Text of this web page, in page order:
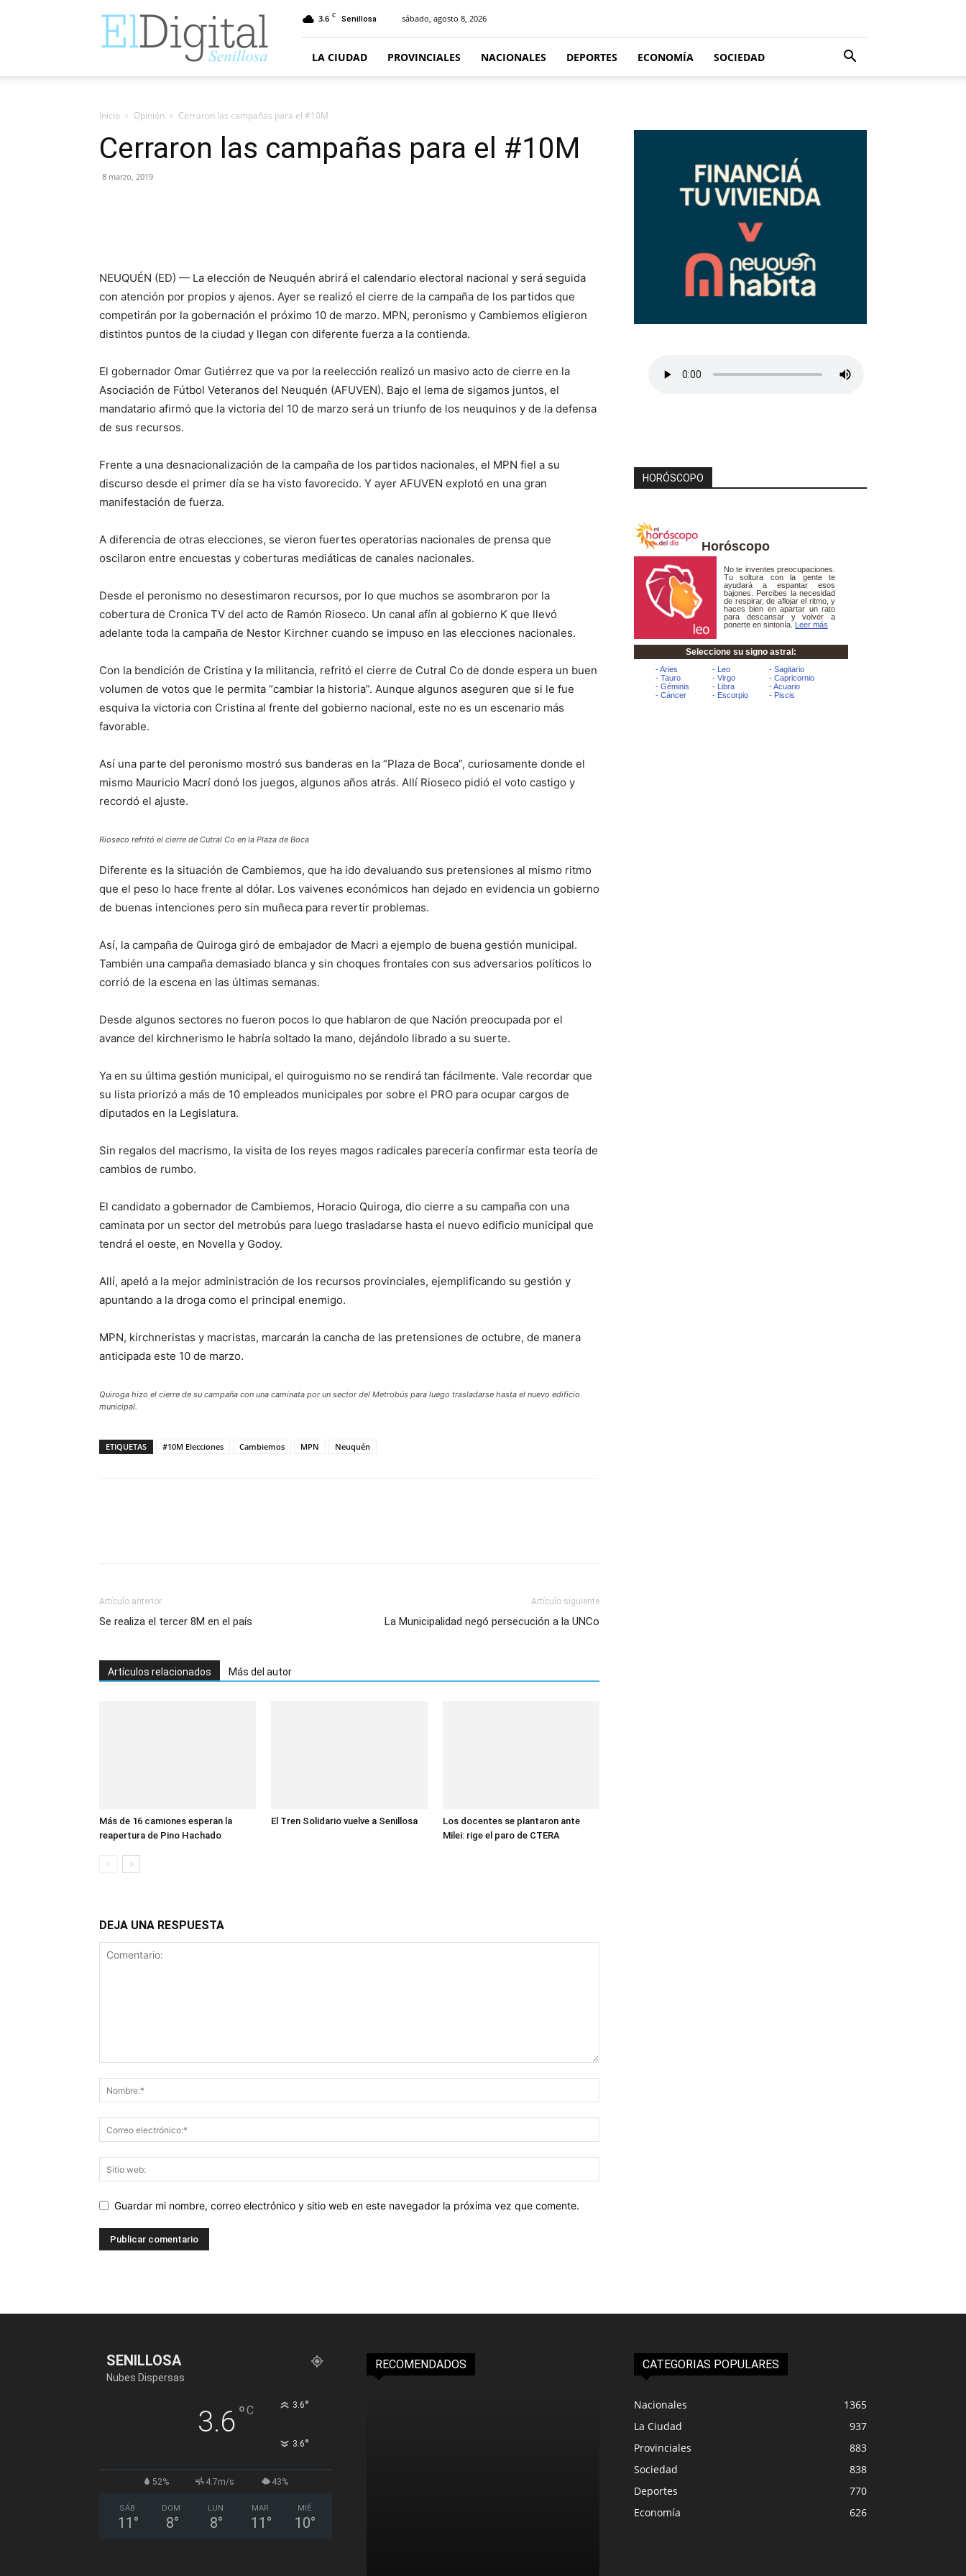
3.6 C Senillosa sábado, agosto 8, 2026
LA CIUDAD PROVINCIALES NACIONALES DEPORTES ECONOMÍA SOCIEDAD
Inicio Opinión Cerraron las campañas para el #10M
Cerraron las campañas para el #10M
8 marzo, 2019
NEUQUÉN (ED) — La elección de Neuquén abrirá el calendario electoral nacional y será seguida
con atención por propios y ajenos. Ayer se realizó el cierre de la campaña de los partidos que
competirán por la gobernación el próximo 10 de marzo. MPN, peronismo y Cambiemos eligieron
distintos puntos de la ciudad y llegan con diferente fuerza a la contienda.
El gobernador Omar Gutiérrez que va por la reelección realizó un masivo acto de cierre en la
Asociación de Fútbol Veteranos del Neuquén (AFUVEN). Bajo el lema de sigamos juntos, el
mandatario afirmó que la victoria del 10 de marzo será un triunfo de los neuquinos y de la defensa
de sus recursos.
Frente a una desnacionalización de la campaña de los partidos nacionales, el MPN fiel a su
discurso desde el primer día se ha visto favorecido. Y ayer AFUVEN explotó en una gran
manifestación de fuerza.
A diferencia de otras elecciones, se vieron fuertes operatorias nacionales de prensa que
oscilaron entre encuestas y coberturas mediáticas de canales nacionales.
Desde el peronismo no desestimaron recursos, por lo que muchos se asombraron por la
cobertura de Cronica TV del acto de Ramón Rioseco. Un canal afín al gobierno K que llevó
adelante toda la campaña de Nestor Kirchner cuando se impuso en las elecciones nacionales.
Con la bendición de Cristina y la militancia, refritó el cierre de Cutral Co de donde espera un buen
volumen de votos que le permita “cambiar la historia”. Aunque algunos aseguren que si le fue
esquiva la victoria con Cristina al frente del gobierno nacional, este no es un escenario más
favorable.
Así una parte del peronismo mostró sus banderas en la “Plaza de Boca”, curiosamente donde el
mismo Mauricio Macrí donó los juegos, algunos años atrás. Allí Rioseco pidió el voto castigo y
recordó el ajuste.
Rioseco refritó el cierre de Cutral Co en la Plaza de Boca
Diferente es la situación de Cambiemos, que ha ido devaluando sus pretensiones al mismo ritmo
que el peso lo hace frente al dólar. Los vaivenes económicos han dejado en evidencia un gobierno
de buenas intenciones pero sin muñeca para revertir problemas.
Así, la campaña de Quiroga giró de embajador de Macri a ejemplo de buena gestión municipal.
También una campaña demasiado blanca y sin choques frontales con sus adversarios políticos lo
corrió de la escena en las últimas semanas.
Desde algunos sectores no fueron pocos lo que hablaron de que Nación preocupada por el
avance del kirchnerismo le habría soltado la mano, dejándolo librado a su suerte.
Ya en su última gestión municipal, el quiroguismo no se rendirá tan fácilmente. Vale recordar que
su lista priorizó a más de 10 empleados municipales por sobre el PRO para ocupar cargos de
diputados en la Legislatura.
Sin regalos del macrismo, la visita de los reyes magos radicales parecería confirmar esta teoría de
cambios de rumbo.
El candidato a gobernador de Cambiemos, Horacio Quiroga, dio cierre a su campaña con una
caminata por un sector del metrobús para luego trasladarse hasta el nuevo edificio municipal que
tendrá el oeste, en Novella y Godoy.
Allí, apeló a la mejor administración de los recursos provinciales, ejemplificando su gestión y
apuntando a la droga como el principal enemigo.
MPN, kirchneristas y macristas, marcarán la cancha de las pretensiones de octubre, de manera
anticipada este 10 de marzo.
Quiroga hizo el cierre de su campaña con una caminata por un sector del Metrobús para luego trasladarse hasta el nuevo edificio
municipal.
ETIQUETAS #10M Elecciones Cambiemos MPN Neuquén
Artículo anterior
Se realiza el tercer 8M en el país
Artículo siguiente
La Municipalidad negó persecución a la UNCo
Artículos relacionados Más del autor
Más de 16 camiones esperan la
reapertura de Pino Hachado
El Tren Solidario vuelve a Senillosa
Los docentes se plantaron ante
Milei: rige el paro de CTERA
DEJA UNA RESPUESTA
Guardar mi nombre, correo electrónico y sitio web en este navegador la próxima vez que comente.
HORÓSCOPO
Horóscopo
SENILLOSA
Nubes Dispersas
3.6°C 3.6°
3.6°
52% 4.7m/s 43%
SÁB
11 °
DOM
8°
LUN
8°
MAR
11 °
MIÉ
10°
RECOMENDADOS CATEGORIAS POPULARES
Nacionales
1365
La Ciudad
937
Provinciales
883
Sociedad
838
Deportes
770
Economía
626